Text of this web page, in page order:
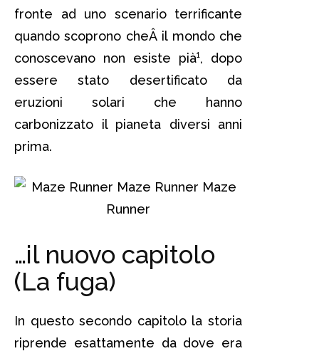
fronte ad uno scenario terrificante
quando scoprono cheÂ il mondo che
conoscevano non esiste pià¹, dopo
essere stato desertificato da
eruzioni solari che hanno
carbonizzato il pianeta diversi anni
prima.
…il nuovo capitolo
(La fuga)
In questo secondo capitolo la storia
riprende esattamente da dove era